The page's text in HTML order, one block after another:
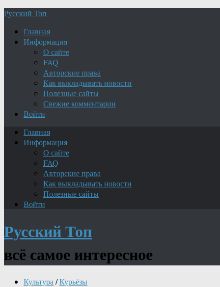
Русский Топ
Главная
Информация
О сайте
FAQ
Авторские права
Как выкладывать новости
Полезные сайты
Свежие комментарии
Войти
Главная
Информация
О сайте
FAQ
Авторские права
Как выкладывать новости
Полезные сайты
Войти
Русский Топ
всё самое интересное
Культура /Курьёзы